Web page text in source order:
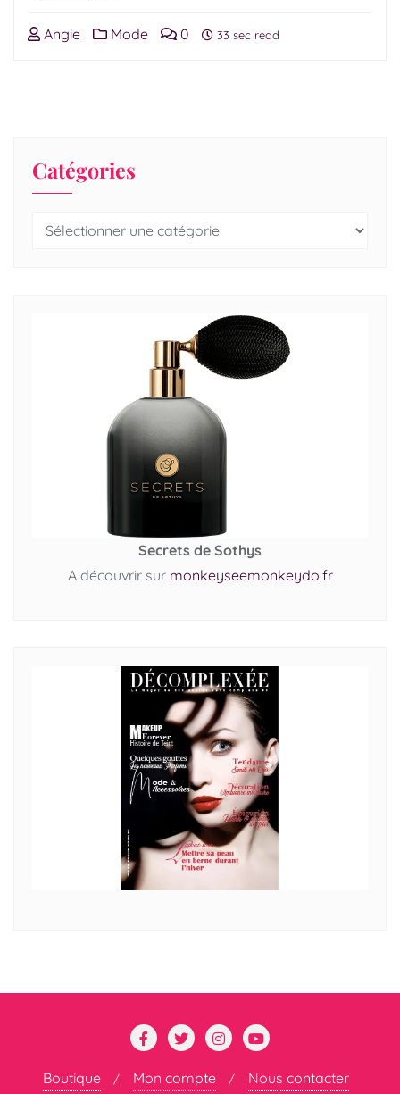
Angie Mode 0 33 sec read
Catégories
Secrets de Sothys
A découvrir sur monkeyseemonkeydo.fr
Boutique Mon compte Nous contacter